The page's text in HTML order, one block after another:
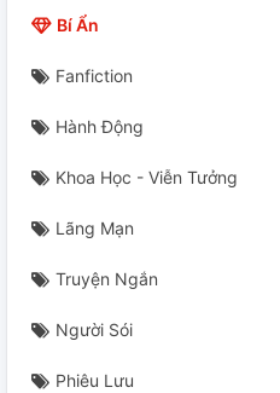
Bí Ẩn
Fanfiction
Hành Động
Khoa Học - Viễn Tưởng
Lãng Mạn
Truyện Ngắn
Người Sói
Phiêu Lưu